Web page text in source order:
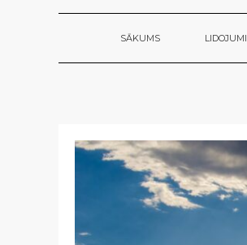
SĀKUMS LIDOJUMI